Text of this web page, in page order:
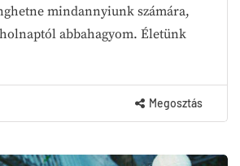
mindannyiunk számára,
abbahagyom. Életünk
Megosztás